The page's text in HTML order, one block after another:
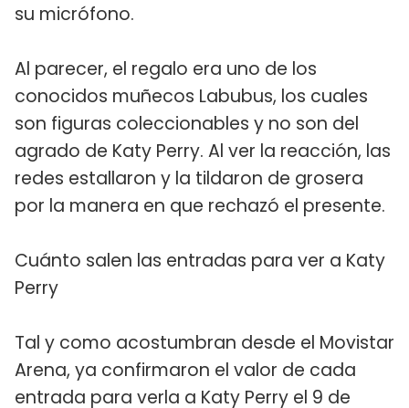
su micrófono.
Al parecer, el regalo era uno de los
conocidos muñecos Labubus, los cuales
son figuras coleccionables y no son del
agrado de Katy Perry. Al ver la reacción, las
redes estallaron y la tildaron de grosera
por la manera en que rechazó el presente.
Cuánto salen las entradas para ver a Katy
Perry
Tal y como acostumbran desde el Movistar
Arena, ya confirmaron el valor de cada
entrada para verla a Katy Perry el 9 de